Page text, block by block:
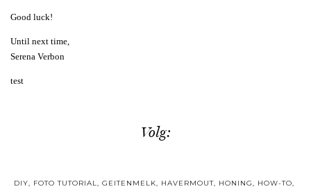
Good luck!
Until next time,
Serena Verbon
test
Volg:
DIY, FOTO TUTORIAL, GEITENMELK, HAVERMOUT, HONING, HOW-TO,